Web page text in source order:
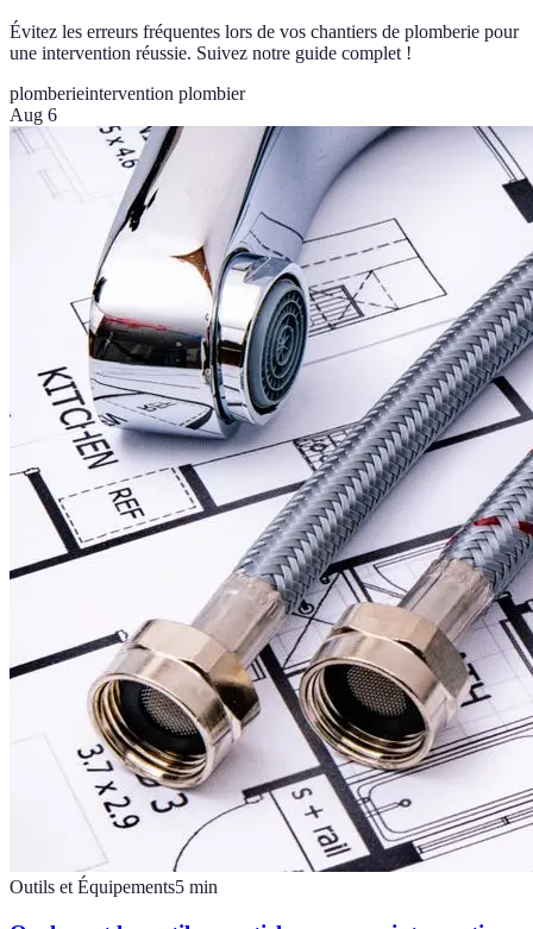
Évitez les erreurs fréquentes lors de vos chantiers de plomberie pour
une intervention réussie. Suivez notre guide complet !
plomberieintervention plombier
Aug 6
Outils et Équipements5 min